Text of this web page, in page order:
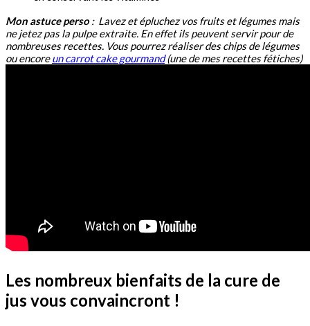
Mon astuce perso: Lavez et épluchez vos fruits et légumes mais
ne jetez pas la pulpe extraite. En effet ils peuvent servir pour de
nombreuses recettes. Vous pourrez réaliser des chips de légumes
ou encoreun carrot cake gourmand(une de mes recettes fétiches)
Les nombreux bienfaits de la cure de
jus vous convaincront !